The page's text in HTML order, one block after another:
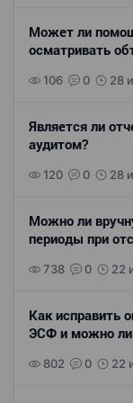
Может ли
осматривать
106 0 28
Является ли
аудитом?
120 0 28
Можно ли
периоды при
738 0 22
Как исправить
ЭСФ и можно ли
802 0 22